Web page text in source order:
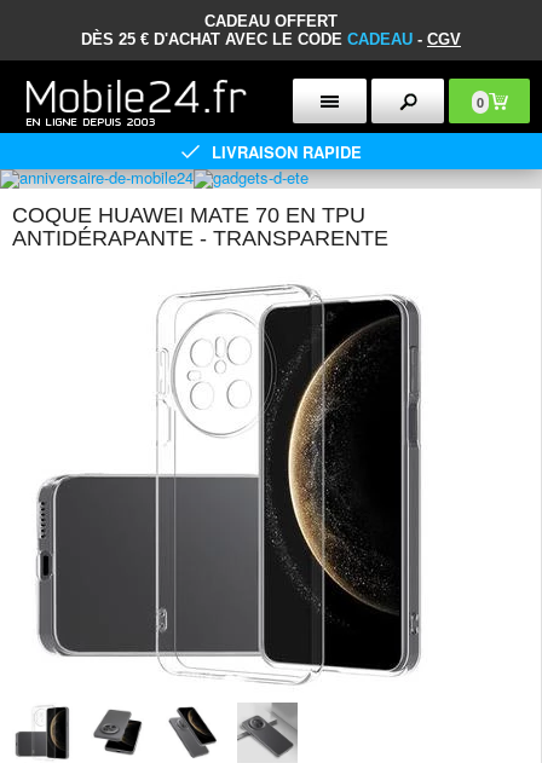
CADEAU OFFERT
DÈS 25 € D'ACHAT AVEC LE CODE CADEAU - CGV
0
LIVRAISON RAPIDE
COQUE HUAWEI MATE 70 EN TPU
ANTIDÉRAPANTE - TRANSPARENTE